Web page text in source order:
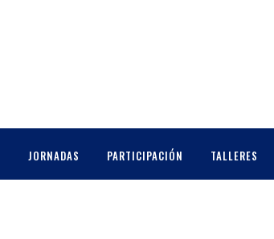
JORNADAS PARTICIPACIÓN TALLERES